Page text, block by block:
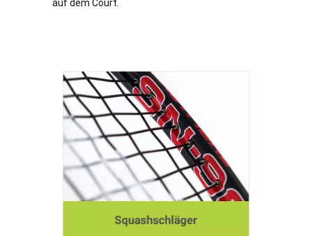
auf dem Court.